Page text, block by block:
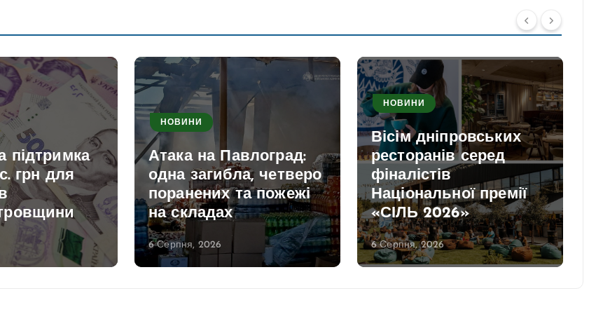
підтримка
грн для
НОВИНИ
Атака на Павлоград:
одна загибла, четверо
поранених та пожежі
на складах
6 Серпня, 2026
НОВИНИ
Вісім дніпровських
ресторанів серед
фіналістів
Національної премії
«СІЛЬ 2026»
6 Серпня, 2026